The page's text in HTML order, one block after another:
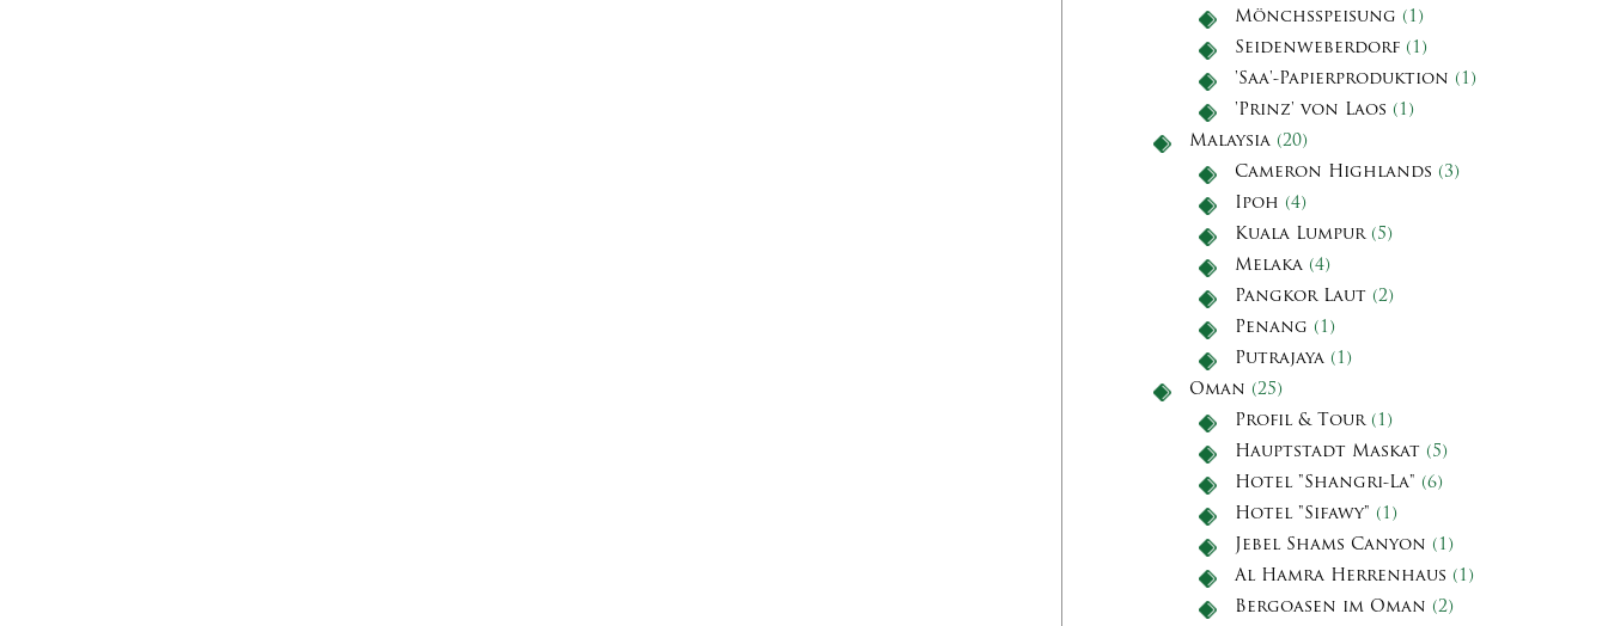
Mönchsspeisung (1)
Seidenweberdorf (1)
'Saa'-Papierproduktion (1)
'Prinz' von Laos (1)
Malaysia (20)
Cameron Highlands (3)
Ipoh (4)
Kuala Lumpur(5)
Melaka (4)
Pangkor Laut (2)
Penang (1)
Putrajaya (1)
Oman (25)
Profil & Tour(1)
Hauptstadt Maskat (5)
Hotel "Shangri-La" (6)
Hotel "Sifawy" (1)
Jebel Shams Canyon (1)
Al Hamra Herrenhaus (1)
Bergoasen im Oman (2)